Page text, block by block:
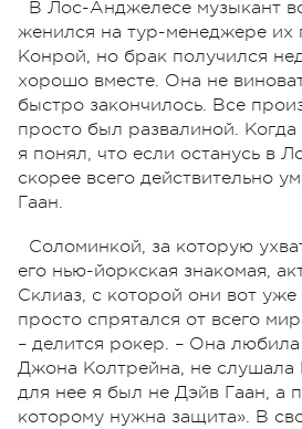
В Лос-Анджелесе музыкант
женился на тур-менеджере их
Конрой, но брак получился
хорошо вместе. Она не
быстро закончилось. Все
просто был развалиной.
я понял, что если останусь в
скорее всего действительно
Гаан.
Соломинкой, за которую
его нью-йоркская знакомая,
Склиаз, с которой они вот уже
просто спрятался от всего
– делится рокер. – Она
Джона Колтрейна, не слушала
для нее я был не Дэйв Гаан, а
которому нужна защита». В